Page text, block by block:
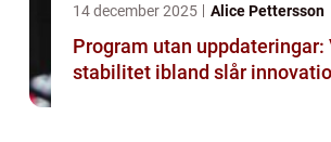
14 december 2025 Alice Pettersson
Program utan uppdateringar:
stabilitet ibland slår